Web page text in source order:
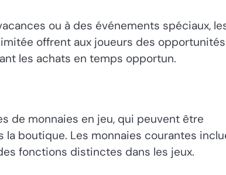
ou à des événements spéciaux,
offrent aux joueurs des opportunités
les achats en temps opportun.
de monnaies en jeu, qui peuvent être
boutique. Les monnaies courantes
fonctions distinctes dans les jeux.